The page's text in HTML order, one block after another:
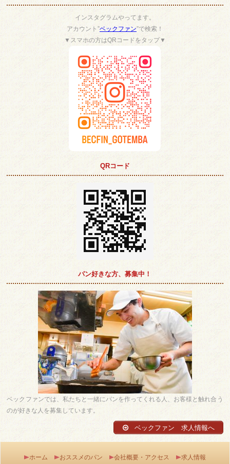
インスタグラムやってます。
アカウント”ベックファン”で検索！
▼スマホの方はQRコードをタップ▼
QRコード
パン好きな方、募集中！
ベックファンでは、私たちと一緒にパンを作ってくれる人、お客様と触れ合う
のが好きな人を募集しています。
ベックファン 求人情報へ
ホーム おススメのパン 会社概要・アクセス 求人情報